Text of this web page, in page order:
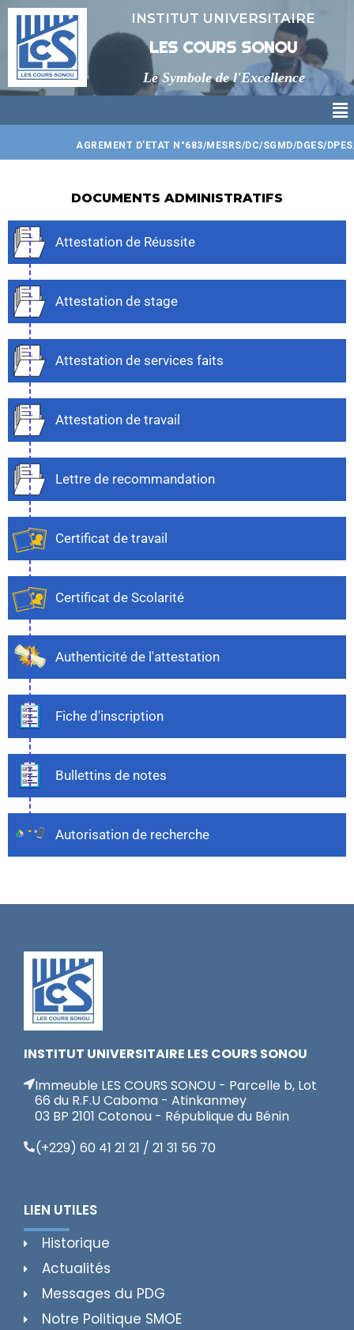
Aller
contenu
INSTITUT UNIVERSITAIRE
LES COURS SONOU
Le Symbole de l'Excellence
AGREMENT D'ETAT N°683/MESRS/DC/SGMD/DGES/
DOCUMENTS ADMINISTRATIFS
Attestation de Réussite
Attestation de stage
Attestation de services faits
Attestation de travail
Lettre de recommandation
Certificat de travail
Certificat de Scolarité
Authenticité de l'attestation
Fiche d'inscription
Bullettins de notes
Autorisation de recherche
INSTITUT UNIVERSITAIRE LES COURS SONOU
Immeuble LES COURS SONOU - Parcelle b, Lot
66 du R.F.U Caboma - Atinkanmey
03 BP 2101 Cotonou - République du Bénin
(+229) 60 41 21 21 / 21 31 56 70
LIEN UTILES
Historique
Actualités
Messages du PDG
Notre Politique SMOE